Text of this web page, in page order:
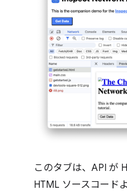
このタブは、API が
HTML ソースコード